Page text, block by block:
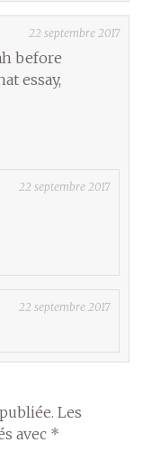
22 septembre 2017
before
essay,
22 septembre 2017
22 septembre 2017
Les
avec *